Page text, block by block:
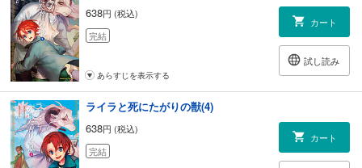
638円 (税込)
完結
カート
試し読み
あらすじを表示する
ライラと死にたがりの獣(4)
638円 (税込)
完結
カート